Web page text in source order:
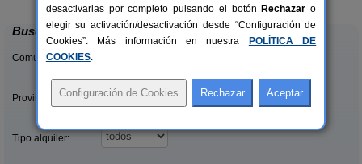
Buscar
Comunidades:
Provincias/Islas:
Tipo alquiler:
desactivarlas por completo pulsando el botón Rechazar o
elegir su activación/desactivación desde “Configuración de
Cookies”. Más información en nuestra
POLÍTICA DE
COOKIES.